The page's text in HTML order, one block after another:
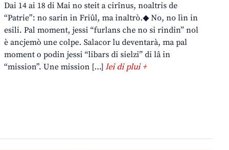
Dai 14 ai 18 di Mai no steit a cirînus, noaltris de
“Patrie”: no sarin in Friûl, ma inaltrò.◆ No, no lìn in
esili. Pal moment, jessi “furlans che no si rindin” nol
è ancjemò une colpe. Salacor lu deventarà, ma pal
moment o podin jessi “libars di sielzi” di lâ in
“mission”. Une mission […]lei di plui +